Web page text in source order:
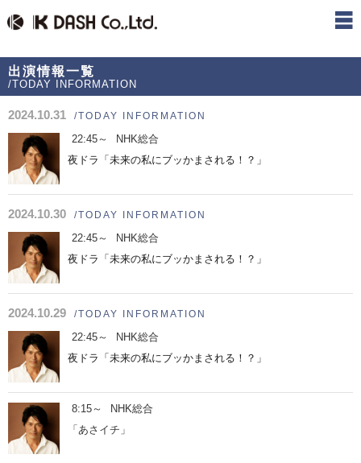
出演情報一覧
/TODAY INFORMATION
2024.10.31 /TODAY INFORMATION
22:45～
NHK総合
夜ドラ「未来の私にブッかまされる！？」
2024.10.30 /TODAY INFORMATION
22:45～
NHK総合
夜ドラ「未来の私にブッかまされる！？」
2024.10.29 /TODAY INFORMATION
22:45～
NHK総合
夜ドラ「未来の私にブッかまされる！？」
8:15～
NHK総合
「あさイチ」